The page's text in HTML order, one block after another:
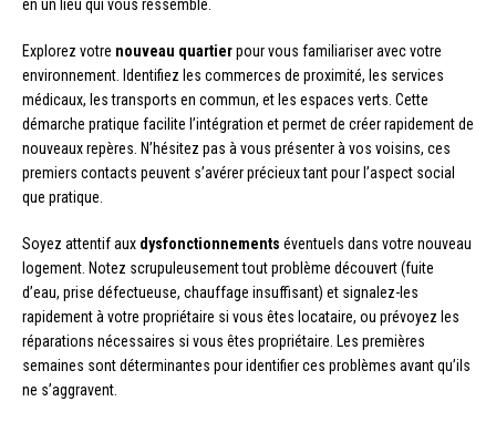
en un lieu qui vous ressemble.
Explorez votre nouveau quartierpour vous familiariser avec votre
environnement. Identifiez les commerces de proximité, les services
médicaux, les transports en commun, et les espaces verts. Cette
démarche pratique facilite l’intégration et permet de créer rapidement de
nouveaux repères. N’hésitez pas à vous présenter à vos voisins, ces
premiers contacts peuvent s’avérer précieux tant pour l’aspect social
que pratique.
Soyez attentif aux dysfonctionnements éventuels dans votre nouveau
logement. Notez scrupuleusement tout problème découvert (fuite
d’eau, prise défectueuse, chauffage insuffisant) et signalez-les
rapidement à votre propriétaire si vous êtes locataire, ou prévoyez les
réparations nécessaires si vous êtes propriétaire. Les premières
semaines sont déterminantes pour identifier ces problèmes avant qu’ils
ne s’aggravent.